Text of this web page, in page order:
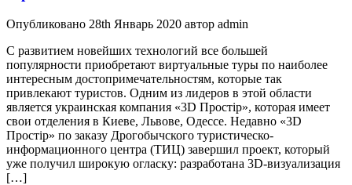
Опубликовано 28th Январь 2020 автор admin
С развитием новейших технологий все большей
популярности приобретают виртуальные туры по наиболее
интересным достопримечательностям, которые так
привлекают туристов. Одним из лидеров в этой области
является украинская компания «3D Простір», которая имеет
свои отделения в Киеве, Львове, Одессе. Недавно «3D
Простір» по заказу Дрогобычского туристическо-
информационного центра (ТИЦ) завершил проект, который
уже получил широкую огласку: разработана 3D-визуализация
[…]